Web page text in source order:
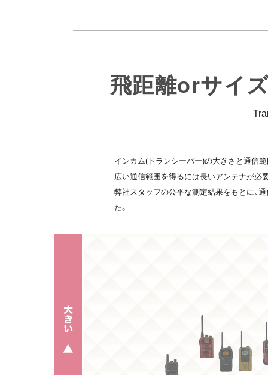
飛距離orサイ
インカム(トランシーバー)の大きさと通信
広い通信範囲を得るには長いアンテナが必
弊社スタッフの公平な測定結果をもとに、
た。